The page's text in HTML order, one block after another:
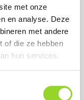
met onze
en analyse. Deze
met andere
of die ze hebben
hun services.